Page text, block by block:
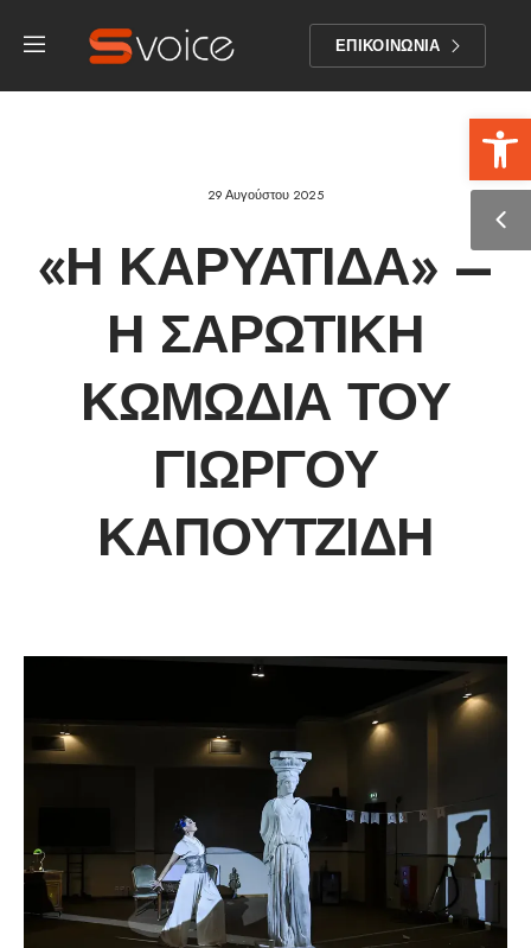
ΕΠΙΚΟΙΝΩΝΙΑ
29 Αυγούστου 2025
«Η ΚΑΡΥΆΤΙΔΑ» –
Η ΣΑΡΩΤΙΚΉ
ΚΩΜΩΔΊΑ ΤΟΥ
ΓΙΏΡΓΟΥ
ΚΑΠΟΥΤΖΊΔΗ